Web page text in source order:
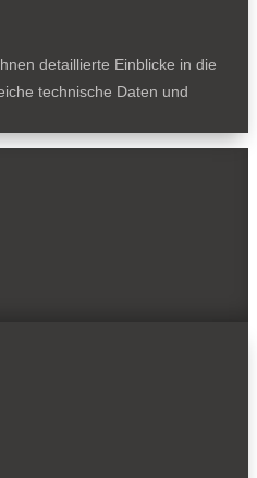
detaillierte Einblicke in die
technische Daten und